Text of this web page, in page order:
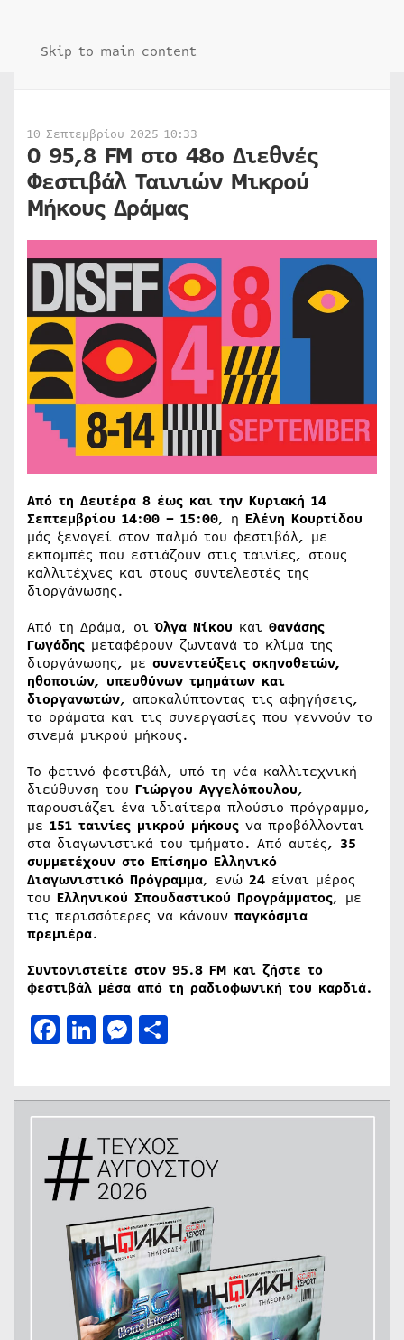
Skip to main content
10 Σεπτεμβρίου 2025 10:33
Ο 95,8 FM στο 48ο Διεθνές
Φεστιβάλ Ταινιών Μικρού
Μήκους Δράμας
Από τη Δευτέρα 8 έως και την Κυριακή 14
Σεπτεμβρίου 14:00 – 15:00, η Ελένη Κουρτίδου
μάς ξεναγεί στον παλμό του φεστιβάλ, με
εκπομπές που εστιάζουν στις ταινίες, στους
καλλιτέχνες και στους συντελεστές της
διοργάνωσης.
Από τη Δράμα, οιΌλγα Νίκου και Θανάσης
Γωγάδης μεταφέρουν ζωντανά το κλίμα της
διοργάνωσης, με συνεντεύξεις σκηνοθετών,
ηθοποιών, υπευθύνων τμημάτων και
διοργανωτών, αποκαλύπτοντας τις αφηγήσεις,
τα οράματα και τις συνεργασίες που γεννούν το
σινεμά μικρού μήκους.
Το φετινό φεστιβάλ, υπό τη νέα καλλιτεχνική
διεύθυνση του Γιώργου Αγγελόπουλου,
παρουσιάζει ένα ιδιαίτερα πλούσιο πρόγραμμα,
με 151 ταινίες μικρού μήκους να προβάλλονται
στα διαγωνιστικά του τμήματα. Από αυτές, 35
συμμετέχουν στο Επίσημο Ελληνικό
Διαγωνιστικό Πρόγραμμα, ενώ 24 είναι μέρος
του Ελληνικού Σπουδαστικού Προγράμματος, με
τις περισσότερες να κάνουν παγκόσμια
πρεμιέρα.
Συντονιστείτε στον 95.8 FM και ζήστε το
φεστιβάλ μέσα από τη ραδιοφωνική του καρδιά.
Facebook
LinkedIn
Messenger